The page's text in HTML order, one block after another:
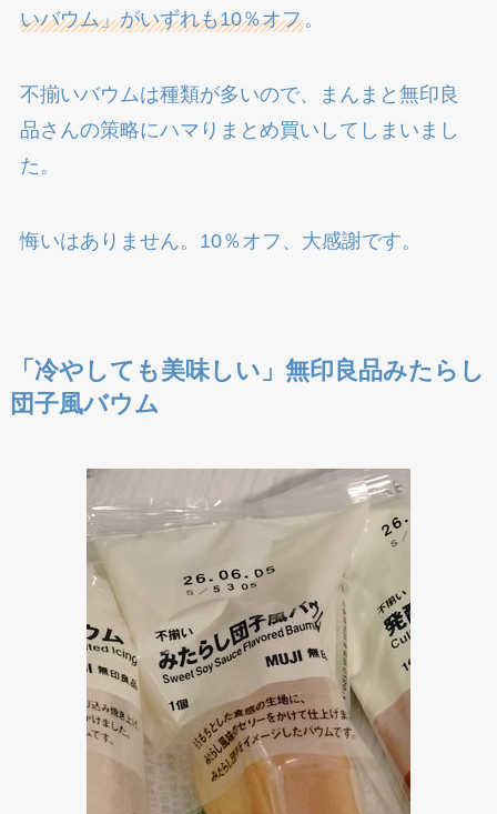
いバウム」がいずれも10％オフ。
不揃いバウムは種類が多いので、まんまと無印良
品さんの策略にハマりまとめ買いしてしまいまし
た。
悔いはありません。10％オフ、大感謝です。
「冷やしても美味しい」無印良品みたらし
団子風バウム